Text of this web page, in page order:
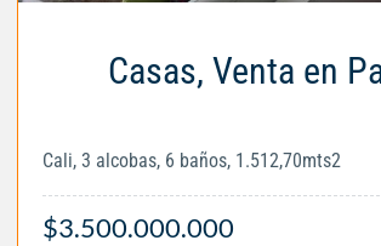
Casas, Venta en
Cali, 3 alcobas, 6 baños, 1.512,70mts2
$3.500.000.000